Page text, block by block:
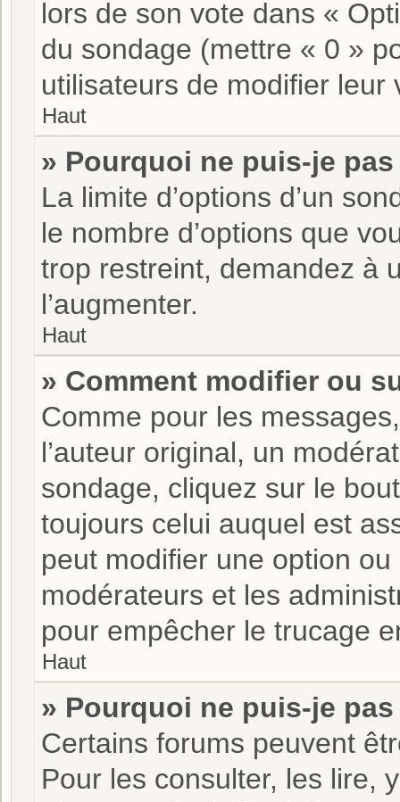
lors de son vote dans «
du sondage (mettre « 0 »
utilisateurs de modifier leur
Haut
» Pourquoi ne puis-je
La limite d’options d’un
le nombre d’options que
trop restreint, demandez à
l’augmenter.
Haut
» Comment modifier ou
Comme pour les
l’auteur original, un
sondage, cliquez sur le
toujours celui auquel est
peut modifier une option
modérateurs et les
pour empêcher le trucage
Haut
» Pourquoi ne puis-je
Certains forums peuvent
Pour les consulter, les lire,